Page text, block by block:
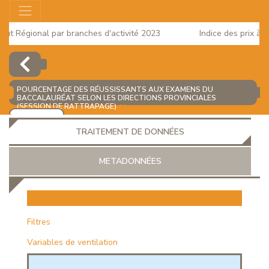
par branches d'activité 2023
Indice des prix à la
POURCENTAGE DES RÉUSSISSANTS AUX EXAMENS DU
BACCALAURÉAT SELON LES DIRECTIONS PROVINCIALES
(SESSION DE RATTRAPAGE)(%)
AJOUTER
TRAITEMENT DE DONNÉES
METADONNÉES
Filtres
Variables de ventilation